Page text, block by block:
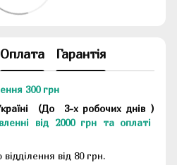
Оплата Гарантія
300 грн
(До 3-х робочих днів )
від 2000 грн та оплаті
від 80 грн.